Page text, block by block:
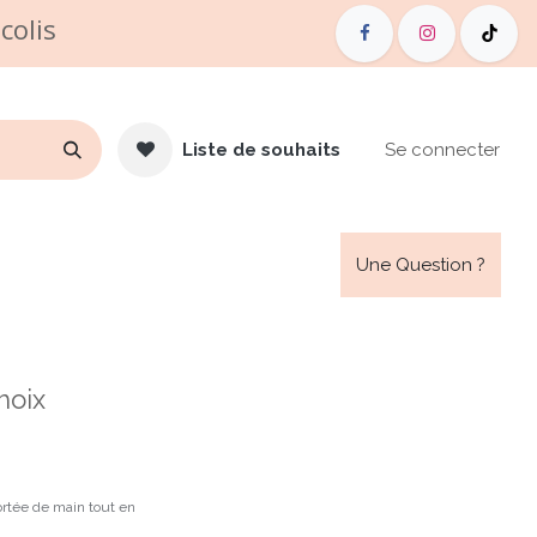
Liste de souhaits Se connecter
Une Question ?
de main tout en